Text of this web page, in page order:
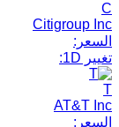
C
Citigroup Inc
السعر:
تغيير 1D:
T
AT&T Inc
السعر: